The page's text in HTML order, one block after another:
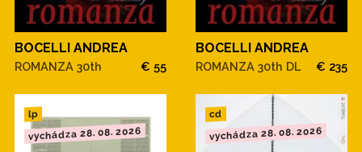
BOCELLI ANDREA
ROMANZA 30th € 55
BOCELLI ANDREA
ROMANZA 30th DL € 235
lp
vychádza 28. 08. 2026
cd
vychádza 28. 08. 2026